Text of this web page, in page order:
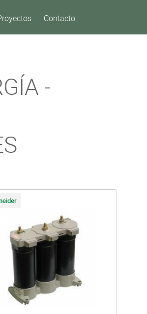
Contacto
-